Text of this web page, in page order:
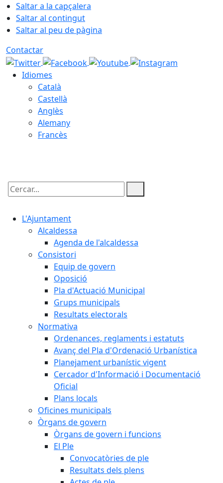
Saltar a la capçalera
Saltar al contingut
Saltar al peu de pàgina
Contactar
Idiomes
Català
Castellà
Anglès
Alemany
Francès
Cercar:
L'Ajuntament
Alcaldessa
Agenda de l'alcaldessa
Consistori
Equip de govern
Oposició
Pla d'Actuació Municipal
Grups municipals
Resultats electorals
Normativa
Ordenances, reglaments i estatuts
Avanç del Pla d'Ordenació Urbanística
Planejament urbanístic vigent
Cercador d'Informació i Documentació
Oficial
Plans locals
Oficines municipals
Òrgans de govern
Òrgans de govern i funcions
El Ple
Convocatòries de ple
Resultats dels plens